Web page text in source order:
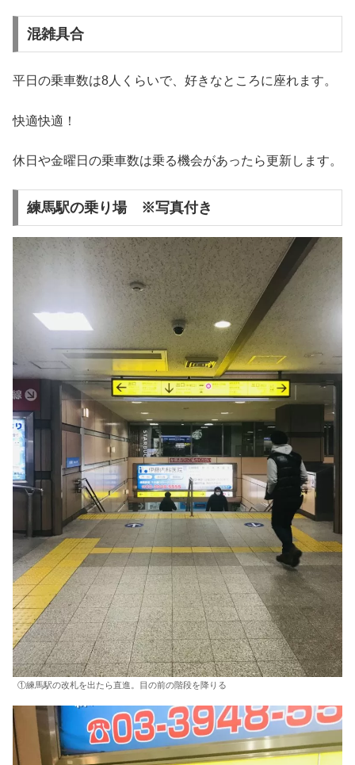
混雑具合
平日の乗車数は8人くらいで、好きなところに座れます。
快適快適！
休日や金曜日の乗車数は乗る機会があったら更新します。
練馬駅の乗り場 ※写真付き
①練馬駅の改札を出たら直進。目の前の階段を降りる